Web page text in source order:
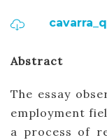
Abstract
The essay
employment
a process of